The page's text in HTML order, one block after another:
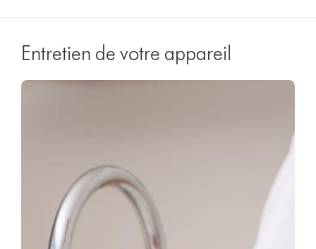
Entretien de votre appareil
Video
Transcript
Afficher
transcription
de